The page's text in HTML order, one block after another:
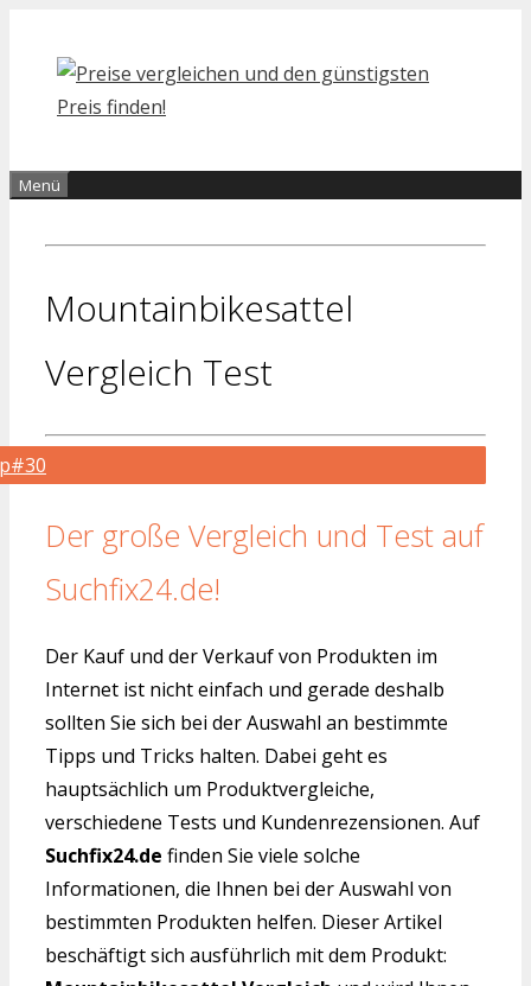
Inhalt
springen
Menü
Mountainbikesattel
Vergleich Test
Der große Vergleich und Test auf
Suchfix24.de!
Der Kauf und der Verkauf von Produkten im
Internet ist nicht einfach und gerade deshalb
sollten Sie sich bei der Auswahl an bestimmte
Tipps und Tricks halten. Dabei geht es
hauptsächlich um Produktvergleiche,
verschiedene Tests und Kundenrezensionen. Auf
Suchfix24.de finden Sie viele solche
Informationen, die Ihnen bei der Auswahl von
bestimmten Produkten helfen. Dieser Artikel
beschäftigt sich ausführlich mit dem Produkt: